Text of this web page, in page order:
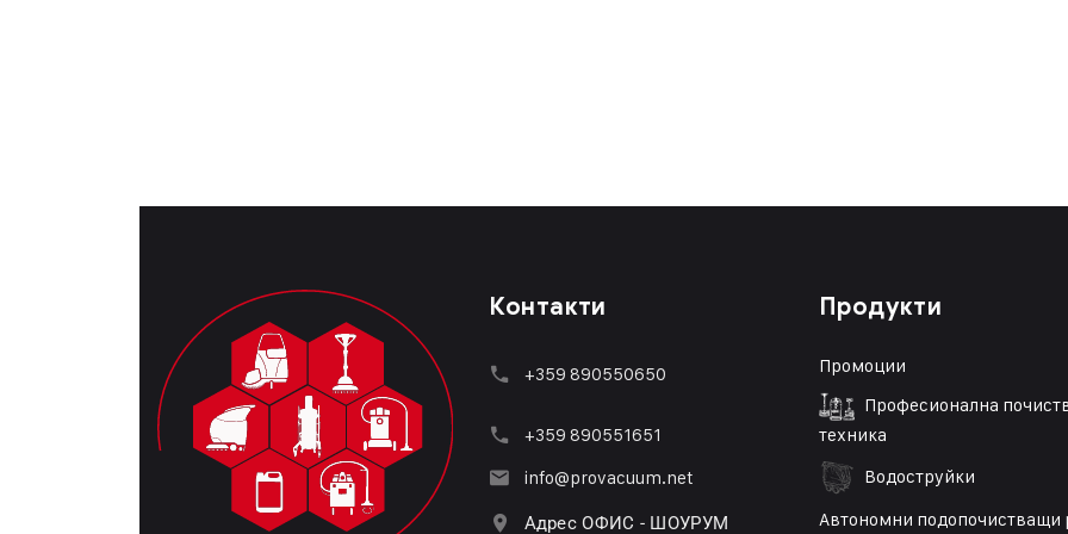
Контакти
+359 890550650
+359 890551651
info@provacuum.net
Адрес ОФИС - ШОУРУМ
Продукти
Промоции
Професионална
техника
Водоструйки
Автономни подопочистващи